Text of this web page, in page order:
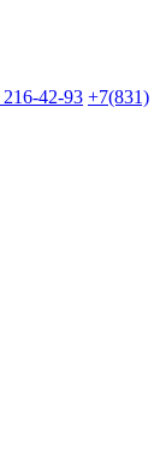
216-42-93 +7(831)